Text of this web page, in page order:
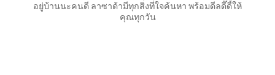
อยู่บ้านนะคนดี ลาซาด้ามีทุกสิ่งที่ใจค้นหา พร้อมดีลดี๊ดี้ให้
คุณทุกวัน